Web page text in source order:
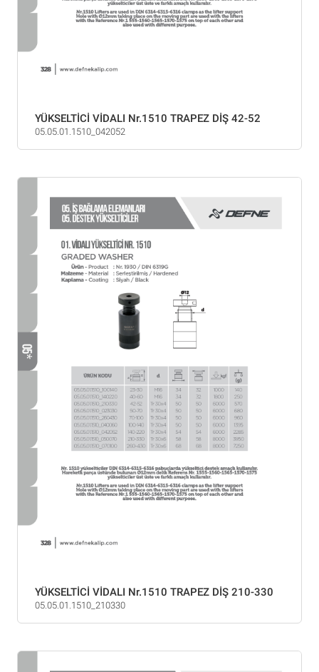
YÜKSELTİCİ VİDALI Nr.1510 TRAPEZ DİŞ 42-52
05.05.01.1510_042052
YÜKSELTİCİ VİDALI Nr.1510 TRAPEZ DİŞ 210-330
05.05.01.1510_210330